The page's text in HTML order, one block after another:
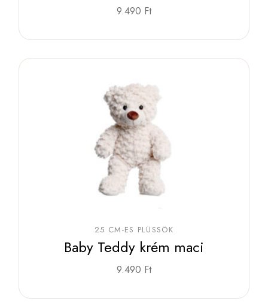
9.490 Ft
25 CM-ES PLÜSSÖK
Baby Teddy krém maci
9.490 Ft